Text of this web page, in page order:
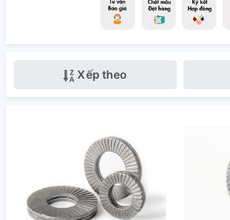
Xếp theo